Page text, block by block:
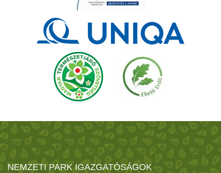
NEMZETI PARK IGAZGATÓSÁGOK